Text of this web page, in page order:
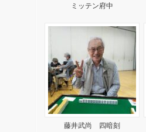
ミッテン府中
藤井武尚 四暗刻